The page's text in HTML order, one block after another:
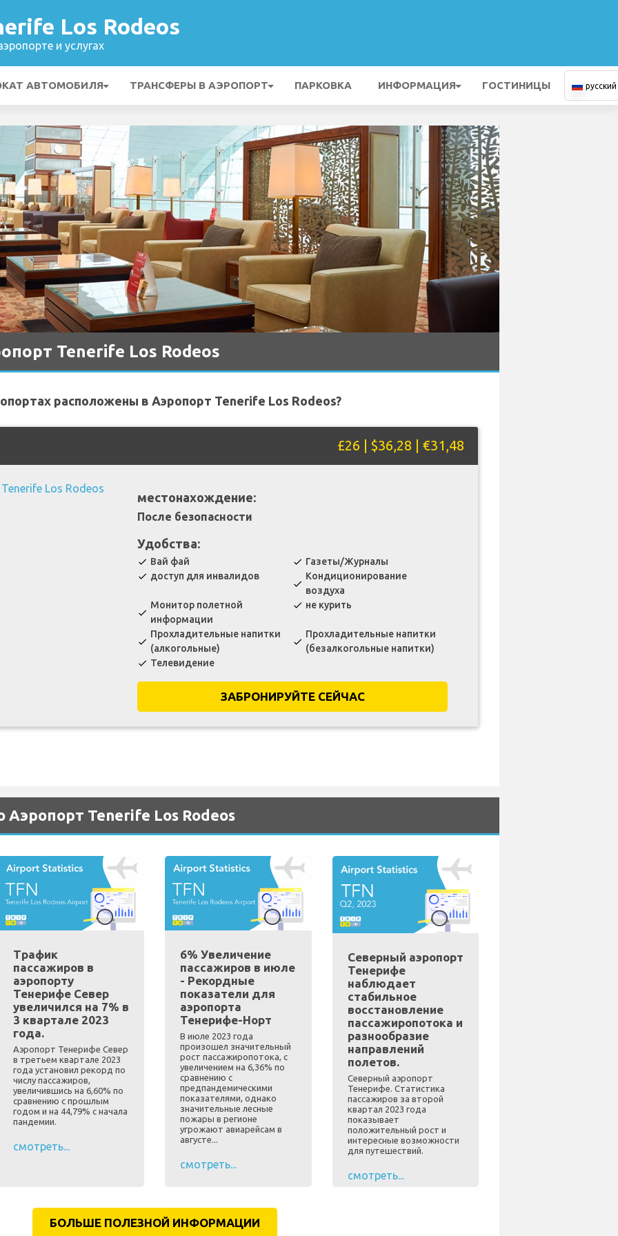
Los Rodeos
и услугах
АВТОМОБИЛЯ ТРАНСФЕРЫ В АЭРОПОРТ ПАРКОВКА ИНФОРМАЦИЯ ГОСТИНИЦЫ русский
Tenerife Los Rodeos
расположены в Аэропорт Tenerife Los Rodeos?
£26 | $36,28 | €31,48
местонахождение:
После безопасности
Удобства:
check Вай фай check Газеты/Журналы
check доступ для инвалидов
check
Кондиционирование
воздуха
check
Монитор полетной
информации
check не курить
check
Прохладительные напитки
(алкогольные)
check
Прохладительные напитки
(безалкогольные напитки)
check Телевидение
ЗАБРОНИРУЙТЕ СЕЙЧАС
Tenerife Los Rodeos
Трафик
пассажиров в
аэропорту
Тенерифе Север
увеличился на 7% в
3 квартале 2023
года.
Аэропорт Тенерифе Север
в третьем квартале 2023
года установил рекорд по
числу пассажиров,
увеличившись на 6,60% по
сравнению с прошлым
годом и на 44,79% с начала
пандемии.
смотреть...
6% Увеличение
пассажиров в июле
- Рекордные
показатели для
аэропорта
Тенерифе-Норт
В июле 2023 года
произошел значительный
рост пассажиропотока, с
увеличением на 6,36% по
сравнению с
предпандемическими
показателями, однако
значительные лесные
пожары в регионе
угрожают авиарейсам в
августе...
смотреть...
Северный аэропорт
Тенерифе
наблюдает
стабильное
восстановление
пассажиропотока и
разнообразие
направлений
полетов.
Северный аэропорт
Тенерифе. Статистика
пассажиров за второй
квартал 2023 года
показывает
положительный рост и
интересные возможности
для путешествий.
смотреть...
БОЛЬШЕ ПОЛЕЗНОЙ ИНФОРМАЦИИ